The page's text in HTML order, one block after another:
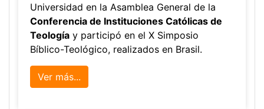
Universidad en la Asamblea General de la
Conferencia de Instituciones Católicas de
Teología y participó en el X Simposio
Bíblico-Teológico, realizados en Brasil.
Ver más...